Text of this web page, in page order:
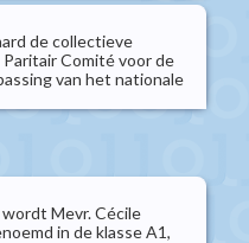
de collectieve
Comité voor de
van het nationale
Mevr. Cécile
in de klasse A1,